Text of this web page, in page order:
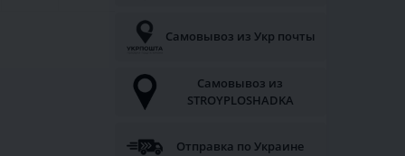
Самовывоз из Укр почты
Самовывоз из
STROYPLOSHADKA
Отправка по Украине